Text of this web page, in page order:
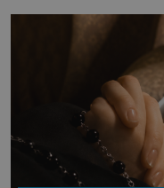
zvané Cydonie
připomínající